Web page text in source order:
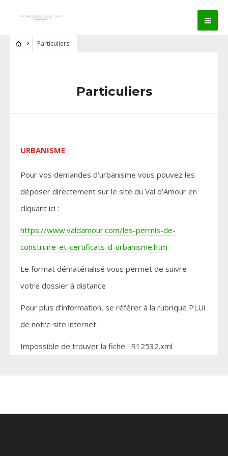
Particuliers
Particuliers
URBANISME
Pour vos demandes d’urbanisme vous pouvez les
déposer directement sur le site du Val d’Amour en
cliquant ici :
https://www.valdamour.com/les-permis-de-
construire-et-certificats-d-urbanisme.htm
Le format dématérialisé vous permet de suivre
votre dossier à distance
Pour plus d’information, se référer à la rubrique PLUi
de notre site internet.
Impossible de trouver la fiche : R12532.xml